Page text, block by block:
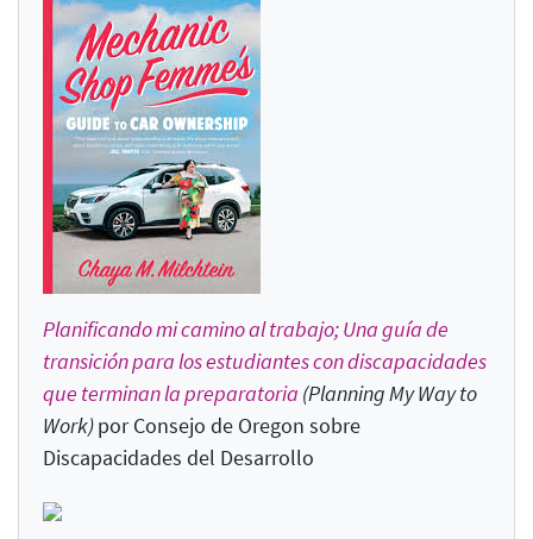
Planificando mi camino al trabajo; Una guía de
transición para los estudiantes con discapacidades
que terminan la preparatoria (Planning My Way to
Work)por Consejo de Oregon sobre
Discapacidades del Desarrollo